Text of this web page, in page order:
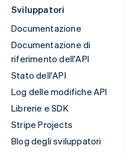
Sviluppatori
Documentazione
Documentazione di
riferimento dell'API
Stato dell'API
Log delle modifiche API
Librerie e SDK
Stripe Projects
Blog degli sviluppatori